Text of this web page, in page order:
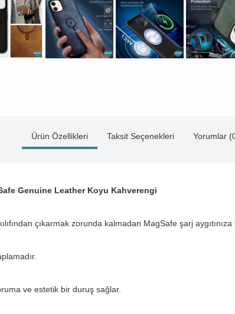
Ürün Özellikleri Taksit Seçenekleri Yorumlar
Genuine Leather Koyu Kahverengi
çıkarmak zorunda kalmadan MagSafe şarj
ve estetik bir duruş sağlar.